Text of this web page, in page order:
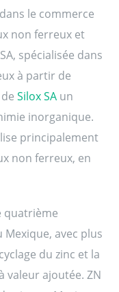
le commerce
non ferreux et
spécialisée dans
à partir de
deSilox SA un
inorganique.
principalement
non ferreux, en
quatrième
avec plus
du zinc et la
valeur ajoutée. ZN